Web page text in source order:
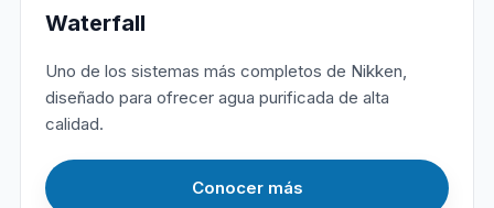
Waterfall
Uno de los sistemas más completos de Nikken,
diseñado para ofrecer agua purificada de alta
calidad.
Conocer más